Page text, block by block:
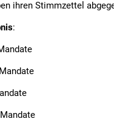
ihren Stimmzettel
: